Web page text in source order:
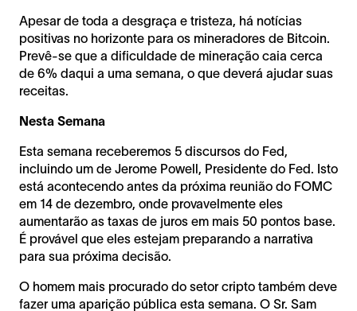
Apesar de toda a desgraça e tristeza, há notícias
positivas no horizonte para os mineradores de Bitcoin.
Prevê-se que a dificuldade de mineração caia cerca
de 6% daqui a uma semana, o que deverá ajudar suas
receitas.
Nesta Semana
Esta semana receberemos 5 discursos do Fed,
incluindo um de Jerome Powell, Presidente do Fed. Isto
está acontecendo antes da próxima reunião do FOMC
em 14 de dezembro, onde provavelmente eles
aumentarão as taxas de juros em mais 50 pontos base.
É provável que eles estejam preparando a narrativa
para sua próxima decisão.
O homem mais procurado do setor cripto também deve
fazer uma aparição pública esta semana. O Sr. Sam